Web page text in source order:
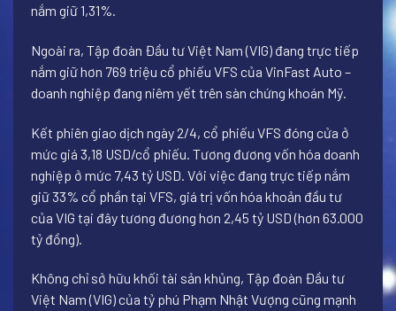
nắm giữ 1,31%.
Ngoài ra, Tập đoàn Đầu tư Việt Nam (VIG) đang trực tiếp
nắm giữ hơn 769 triệu cổ phiếu VFS của VinFast Auto –
doanh nghiệp đang niêm yết trên sàn chứng khoán Mỹ.
Kết phiên giao dịch ngày 2/4, cổ phiếu VFS đóng cửa ở
mức giá 3,18 USD/cổ phiếu. Tương đương vốn hóa doanh
nghiệp ở mức 7,43 tỷ USD. Với việc đang trực tiếp nắm
giữ 33% cổ phần tại VFS, giá trị vốn hóa khoản đầu tư
của VIG tại đây tương đương hơn 2,45 tỷ USD (hơn 63.000
tỷ đồng).
Không chỉ sở hữu khối tài sản khủng, Tập đoàn Đầu tư
Việt Nam (VIG) của tỷ phú Phạm Nhật Vượng cũng mạnh